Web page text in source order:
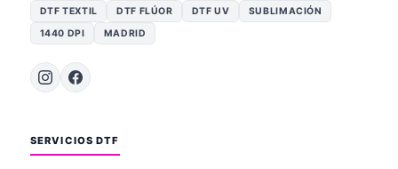
DTF TEXTIL DTF FLÚOR DTF UV
SUBLIMACIÓN
1440 DPI
MADRID
SERVICIOS DTF